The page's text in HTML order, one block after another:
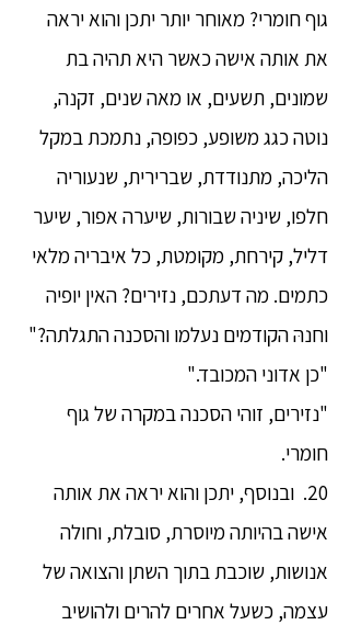
גוף חומרי? מאוחר יותר יתכן והוא יראה
את אותה אישה כאשר היא תהיה בת
שמונים, תשעים, או מאה שנים, זקנה,
נוטה כגג משופע, כפופה, נתמכת במקל
הליכה, מתנודדת, שברירית, שנעוריה
חלפו, שיניה שבורות, שיערה אפור, שיער
דליל, קירחת, מקומטת, כל איבריה מלאי
כתמים. מה דעתכם, נזירים? האין יופיה
וחנהּ הקודמים נעלמו והסכנה התגלתה?"
"כן אדוני המכובד."
"נזירים, זוהי הסכנה במקרה של גוף
חומרי.
20. ובנוסף, יתכן והוא יראה את אותה
אישה בהיותה מיוסרת, סובלת, וחולה
אנושות, שוכבת בתוך השתן והצואה של
עצמה, כשעל אחרים להרים ולהושיב